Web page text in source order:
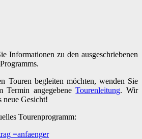
Informationen zu den ausgeschriebenen
Touren begleiten möchten, wenden Sie
Termin angegebeneTourenleitung. Wir
neue Gesicht!
Tourenprogramm:
=anfaenger